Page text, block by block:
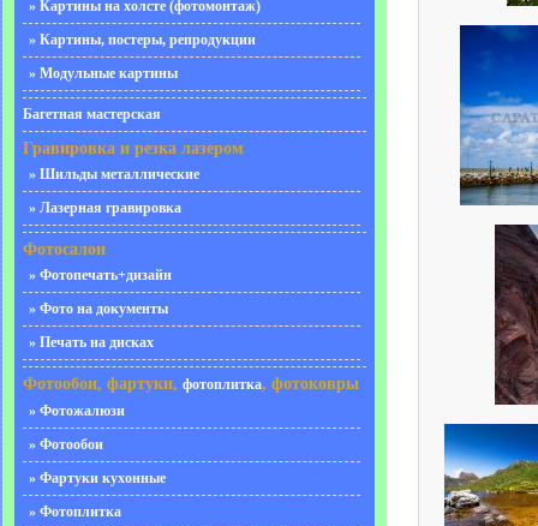
» Картины на холсте (фотомонтаж)
» Картины, постеры, репродукции
» Модульные картины
Багетная мастерская
Гравировка и резка лазером
» Шильды металлические
» Лазерная гравировка
Фотосалон
» Фотопечать+дизайн
» Фото на документы
» Печать на дисках
Фотообои, фартуки, фотоплитка, фотоковры
» Фотожалюзи
» Фотообои
» Фартуки кухонные
» Фотоплитка